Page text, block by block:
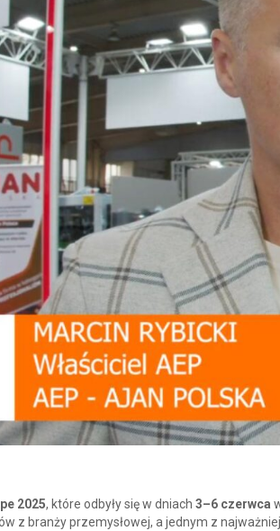
2025, które odbyły się w dniach 3–6 czerwca
z branży przemysłowej, a jednym z